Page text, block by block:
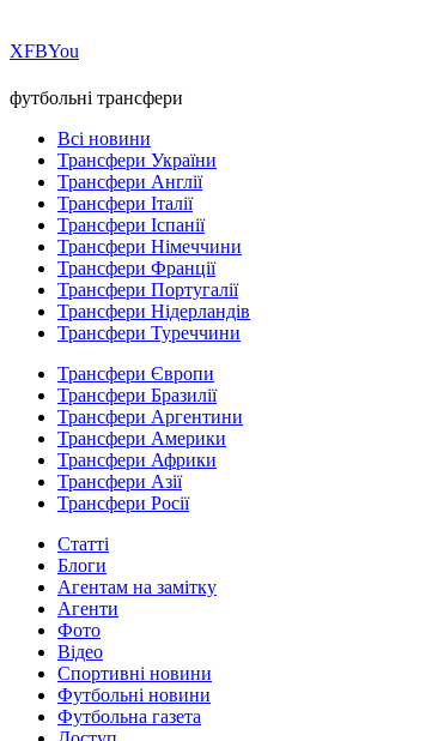
ХFBYou
футбольні трансфери
Всі новини
Трансфери України
Трансфери Англії
Трансфери Італії
Трансфери Іспанії
Трансфери Німеччини
Трансфери Франції
Трансфери Португалії
Трансфери Нідерландів
Трансфери Туреччини
Трансфери Європи
Трансфери Бразилії
Трансфери Аргентини
Трансфери Америки
Трансфери Африки
Трансфери Азії
Трансфери Росії
Статті
Блоги
Агентам на замітку
Агенти
Фото
Відео
Спортивні новини
Футбольні новини
Футбольна газета